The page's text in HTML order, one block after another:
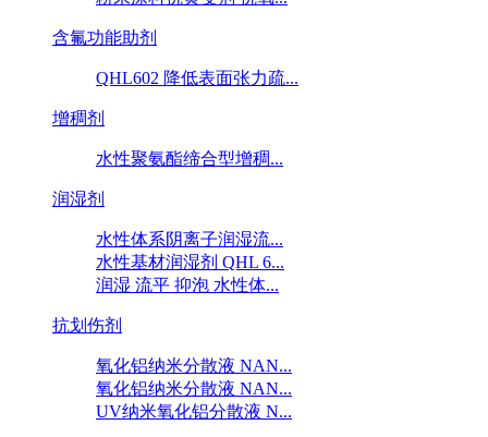
含氟功能助剂
QHL602 降低表面张力疏...
增稠剂
水性聚氨酯缔合型增稠...
润湿剂
水性体系阴离子润湿流...
水性基材润湿剂 QHL 6...
润湿 流平 抑泡 水性体...
抗划伤剂
氧化铝纳米分散液 NAN...
氧化铝纳米分散液 NAN...
UV纳米氧化铝分散液 N...